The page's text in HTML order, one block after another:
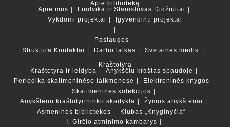
Apie biblioteką
Apie mus
Liudvika ir Stanislovas Didžiuliai
Vykdomi projektai
Įgyvendinti projektai
Paslaugos
Struktūra Kontaktai Darbo laikas
Svetainės medis
Kraštotyra
Kraštotyra ir leidyba
Anykščių kraštas spaudoje
Periodika skaitmeninėse laikmenose
Elektroninės knygos
Skaitmeninės kolekcijos
Anykštėno kraštotyrininko skaitykla
Žymūs anykštėnai
Asmeninės bibliotekos
Klubas „Knyginyčia“
I. Girčio atminimo kambarys